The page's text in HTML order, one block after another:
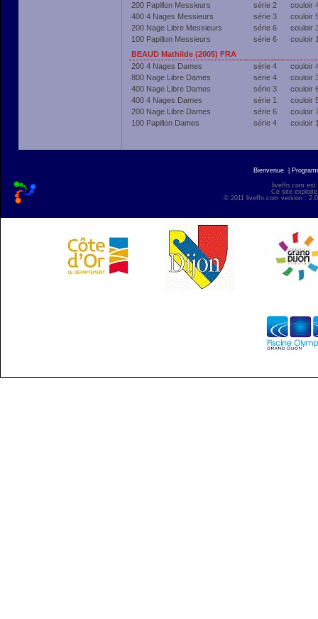
200 Papillon Messieurs
série 2
couloir
400 4 Nages Messieurs
série 3
couloir
200 Nage Libre Messieurs
série 6
couloir
100 Papillon Messieurs
série 6
couloir
BEAUD Mathilde (2005) FRA
200 4 Nages Dames
série 4
couloir
800 Nage Libre Dames
série 4
couloir
400 Nage Libre Dames
série 3
couloir
400 4 Nages Dames
série 1
couloir
200 Nage Libre Dames
série 6
couloir
100 Papillon Dames
série 4 couloir
Bienvenue
liveffn.com est
Ce site
© 2011 liveffn.com version :